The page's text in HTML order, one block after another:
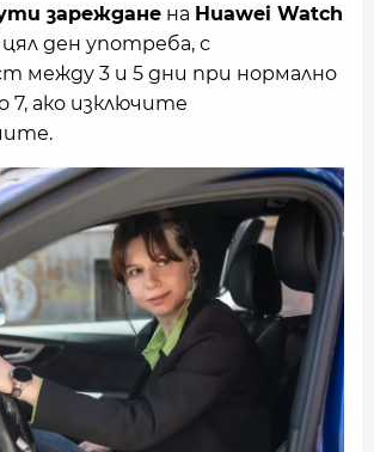
зареждане на Huawei Watch
ден употреба, с
между 3 и 5 дни при нормално
7, ако изключите